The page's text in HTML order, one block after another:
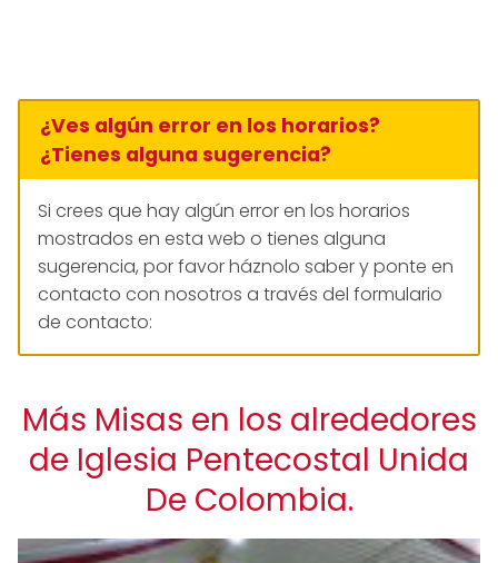
¿Ves algún error en los horarios?
¿Tienes alguna sugerencia?
Si crees que hay algún error en los horarios
mostrados en esta web o tienes alguna
sugerencia, por favor háznolo saber y ponte en
contacto con nosotros a través del formulario
de contacto:
Más Misas en los alrededores
de Iglesia Pentecostal Unida
De Colombia.